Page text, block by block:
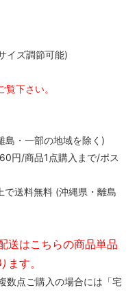
イズ調節可能)
覧下さい。
・一部の地域を除く)
円/商品1点購入まで/ポス
送料無料 (沖縄県・離島
送はこちらの商品単品
す。
数点ご購入の場合には「宅